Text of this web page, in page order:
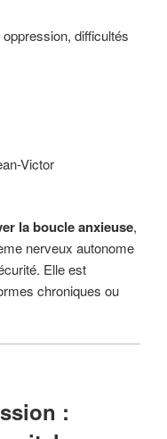
difficultés
la boucle anxieuse,
nerveux autonome
Elle est
chroniques ou
: